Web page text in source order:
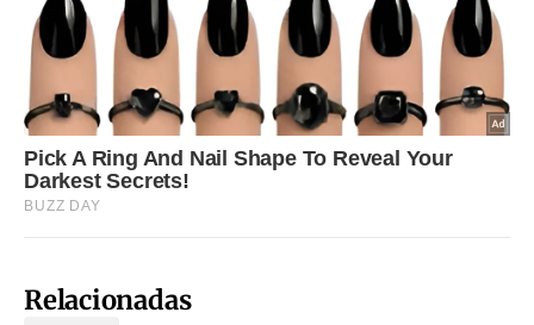
Relacionadas